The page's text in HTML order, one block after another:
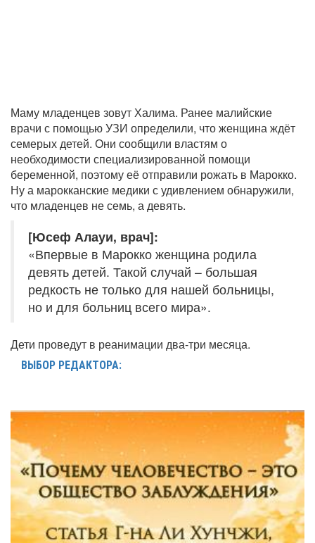
Маму младенцев зовут Халима. Ранее малийские
врачи с помощью УЗИ определили, что женщина ждёт
семерых детей. Они сообщили властям о
необходимости специализированной помощи
беременной, поэтому её отправили рожать в Марокко.
Ну а марокканские медики с удивлением обнаружили,
что младенцев не семь, а девять.
[Юсеф Алауи, врач]:
«Впервые в Марокко женщина родила
девять детей. Такой случай – большая
редкость не только для нашей больницы,
но и для больниц всего мира».
Дети проведут в реанимации два-три месяца.
ВЫБОР РЕДАКТОРА: